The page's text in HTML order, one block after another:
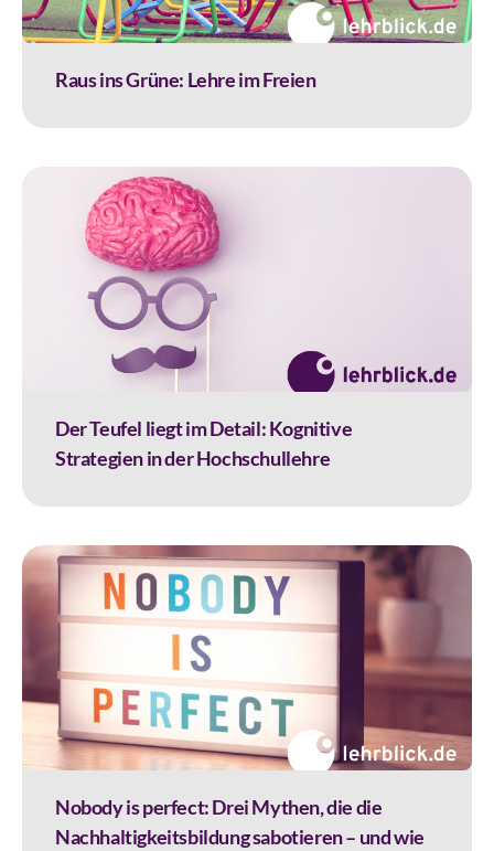
Raus ins Grüne: Lehre im Freien
Der Teufel liegt im Detail: Kognitive
Strategien in der Hochschullehre
Nobody is perfect: Drei Mythen, die die
Nachhaltigkeitsbildung sabotieren – und wie